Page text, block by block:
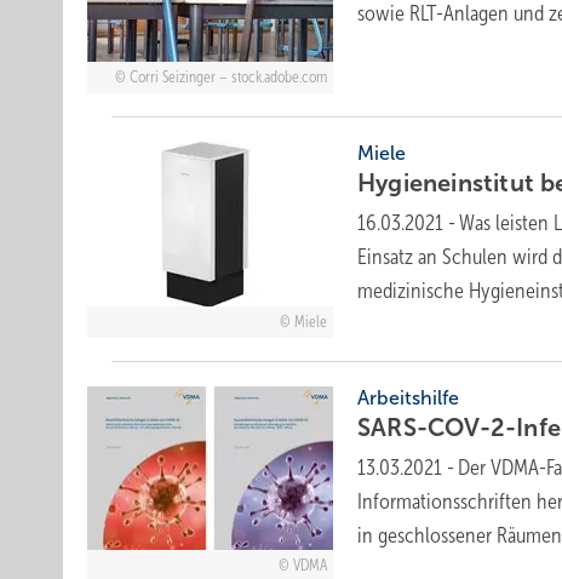
Corri Seizinger – stock.adobe.com
sowie RLT-Anlagen und
Miele
Miele
Hygieneinstitut
16.03.2021 - Was leisten
Einsatz an Schulen wird
medizinische
VDMA
Arbeitshilfe
SARS-COV-2-
13.03.2021 - Der VDMA-
Informationsschriften
in geschlossener